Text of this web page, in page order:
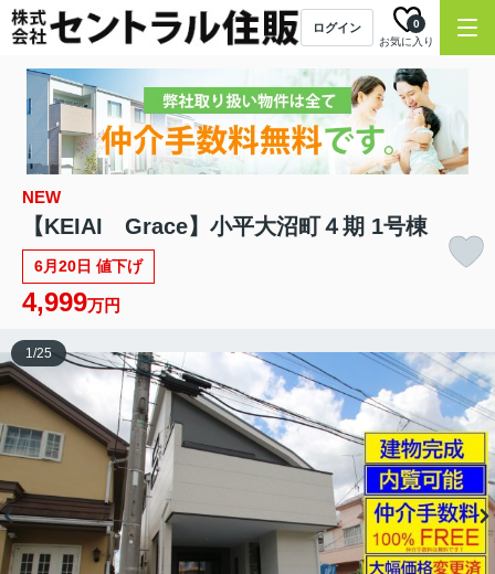
ログイン
お気に入り
0
NEW
【KEIAI Grace】小平大沼町４期 1号棟
6月20日 値下げ
4,999万円
1 /25